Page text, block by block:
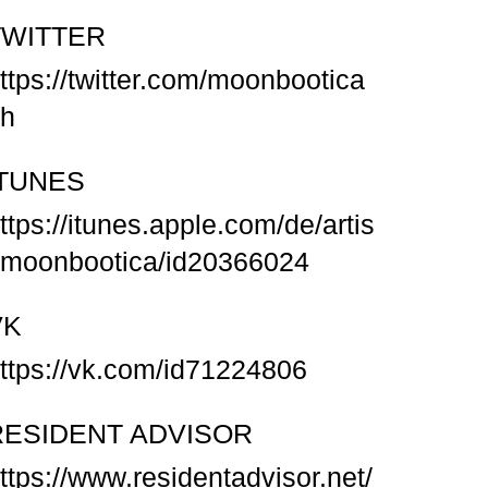
twitter.com/moonbootica
itunes.apple.com/de/artis
id20366024
vk.com/id71224806
ADVISOR
www.residentadvisor.net/